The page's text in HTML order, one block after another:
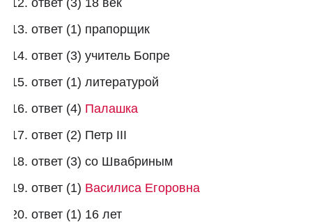
ответ (3) 18 век
ответ (1) прапорщик
ответ (3) учитель Бопре
ответ (1) литературой
ответ (4) Палашка
ответ (2) Петр III
ответ (3) со Швабриным
ответ (1) Василиса Егоровна
ответ (1) 16 лет